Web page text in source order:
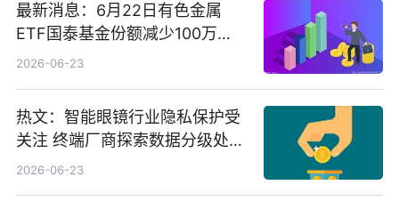
最新消息：6月22日有色金属
ETF国泰基金份额减少100万
份，重仓股紫金矿业、洛阳钼
2026-06-23
热文：智能眼镜行业隐私保护受
关注 终端厂商探索数据分级处理
等方案
2026-06-23